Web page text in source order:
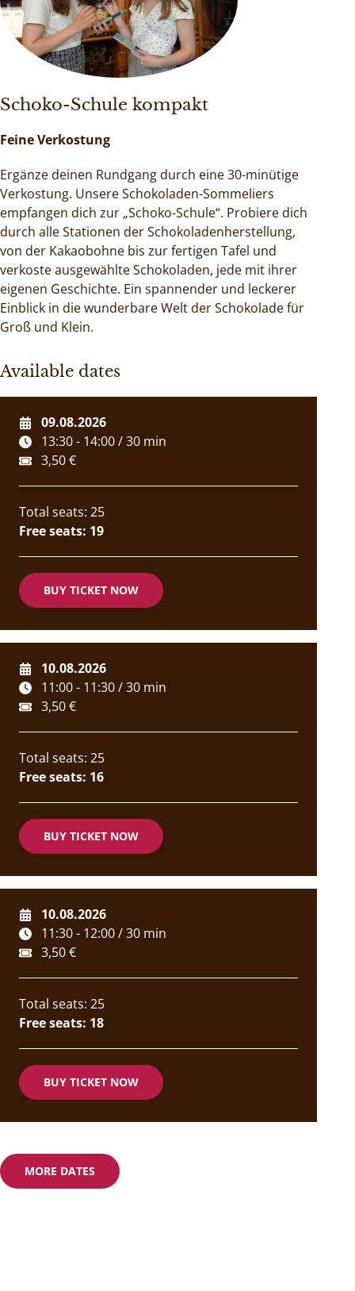
Schoko-Schule kompakt
Feine Verkostung
Ergänze deinen Rundgang durch eine 30-minütige
Verkostung. Unsere Schokoladen-Sommeliers
empfangen dich zur „Schoko-Schule“. Probiere dich
durch alle Stationen der Schokoladenherstellung,
von der Kakaobohne bis zur fertigen Tafel und
verkoste ausgewählte Schokoladen, jede mit ihrer
eigenen Geschichte. Ein spannender und leckerer
Einblick in die wunderbare Welt der Schokolade für
Groß und Klein.
Available dates
09.08.2026
13:30 - 14:00 / 30 min
3,50 €
Total seats: 25
Free seats: 19
BUY TICKET NOW
10.08.2026
11:00 - 11:30 / 30 min
3,50 €
Total seats: 25
Free seats: 16
BUY TICKET NOW
10.08.2026
11:30 - 12:00 / 30 min
3,50 €
Total seats: 25
Free seats: 18
BUY TICKET NOW
MORE DATES